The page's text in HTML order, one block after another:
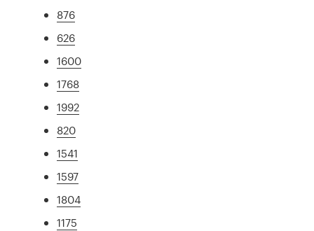
876
626
1600
1768
1992
820
1541
1597
1804
1175